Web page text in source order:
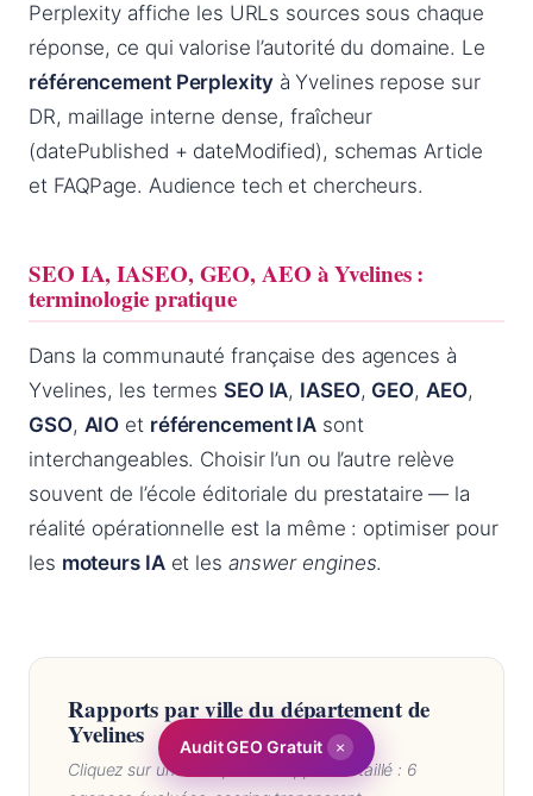
Perplexity affiche les URLs sources sous chaque
réponse, ce qui valorise l’autorité du domaine. Le
référencement Perplexityà Yvelines repose sur
DR, maillage interne dense, fraîcheur
(datePublished + dateModified), schemas Article
et FAQPage. Audience tech et chercheurs.
SEO IA, IASEO, GEO, AEO à Yvelines :
terminologie pratique
Dans la communauté française des agences à
Yvelines, les termes SEO IA, IASEO, GEO, AEO,
GSO, AIO et référencement IA sont
interchangeables. Choisir l’un ou l’autre relève
souvent de l’école éditoriale du prestataire — la
réalité opérationnelle est la même : optimiser pour
les moteurs IAet les answer engines.
Rapports par ville du département de
Yvelines
Cliquez sur une ville pour le rapport détaillé : 6
Audit GEO Gratuit ×